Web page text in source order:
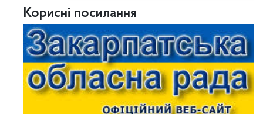
Корисні посилання